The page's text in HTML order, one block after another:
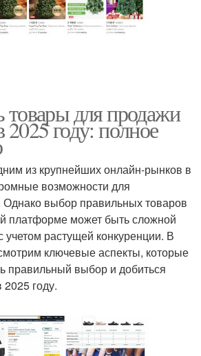
товары для продажи
году: полное
из крупнейших онлайн-рынков в
возможности для
выбор правильных товаров
платформе может быть сложной
учетом растущей конкуренции. В
ключевые аспекты, которые
правильный выбор и добиться
году.